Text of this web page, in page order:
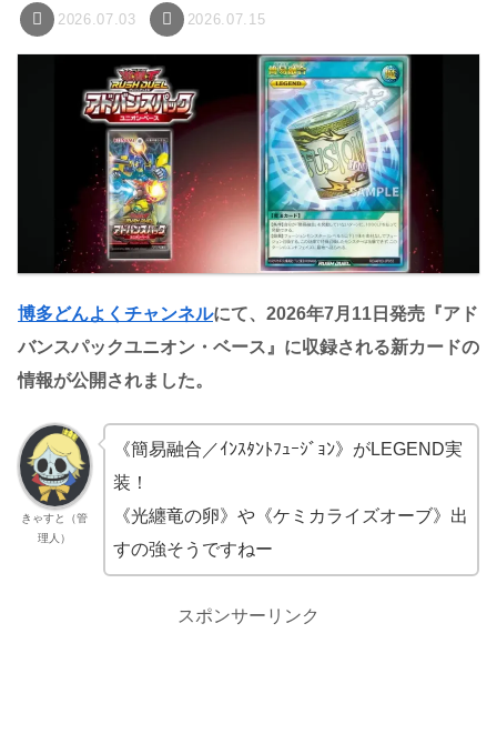
2026.07.03 2026.07.15
博多どんよくチャンネルにて、2026年7月11日発売『アド
バンスパックユニオン・ベース』に収録される新カードの
情報が公開されました。
きゃすと（管
理人）
《簡易融合／ｲﾝｽﾀﾝﾄﾌｭｰｼﾞｮﾝ》がLEGEND実
装！
《光纏竜の卵》や《ケミカライズオーブ》出
すの強そうですねー
スポンサーリンク